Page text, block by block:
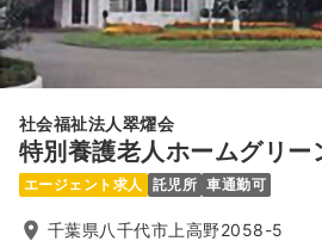
社会福祉法人翠燿会
特別養護老人ホームグリー
エージェント求人 託児所 車通勤可
千葉県八千代市上高野2058-5